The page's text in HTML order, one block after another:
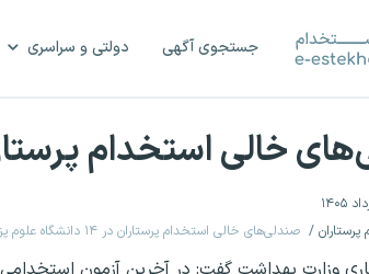
جستجوی آگهی دولتی و سراسری
استخدام پرستاران در ۱۴ دانشگاه
صندلی‌های خالی استخدام پرستاران در ۱۴ دانشگاه علوم پزشکی